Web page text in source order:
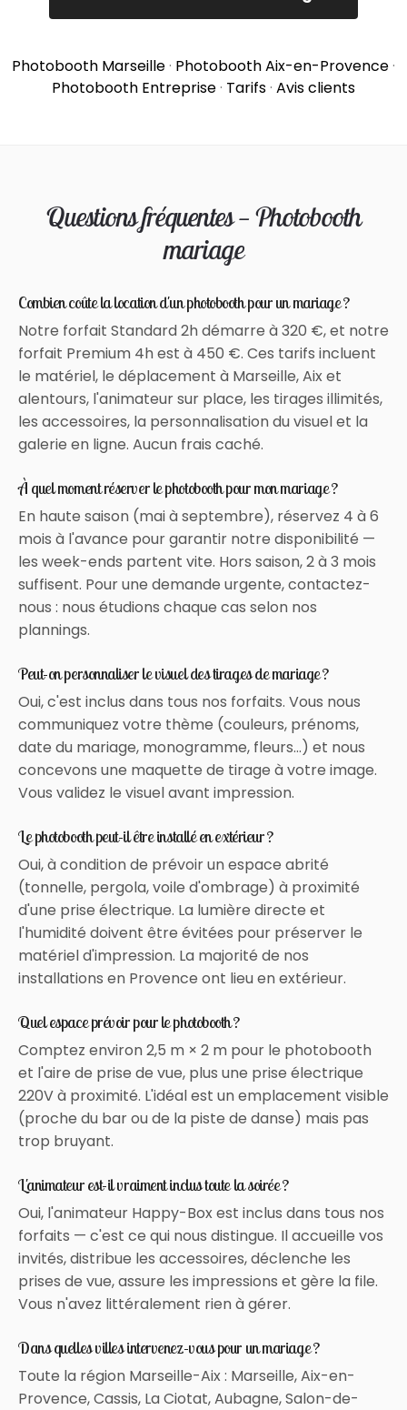
Photobooth Marseille · Photobooth Aix-en-Provence ·
Photobooth Entreprise · Tarifs · Avis clients
Questions fréquentes — Photobooth
mariage
Combien coûte la location d'un photobooth pour un mariage ?
Notre forfait Standard 2h démarre à 320 €, et notre
forfait Premium 4h est à 450 €. Ces tarifs incluent
le matériel, le déplacement à Marseille, Aix et
alentours, l'animateur sur place, les tirages illimités,
les accessoires, la personnalisation du visuel et la
galerie en ligne. Aucun frais caché.
À quel moment réserver le photobooth pour mon mariage ?
En haute saison (mai à septembre), réservez 4 à 6
mois à l'avance pour garantir notre disponibilité —
les week-ends partent vite. Hors saison, 2 à 3 mois
suffisent. Pour une demande urgente, contactez-
nous : nous étudions chaque cas selon nos
plannings.
Peut-on personnaliser le visuel des tirages de mariage ?
Oui, c'est inclus dans tous nos forfaits. Vous nous
communiquez votre thème (couleurs, prénoms,
date du mariage, monogramme, fleurs…) et nous
concevons une maquette de tirage à votre image.
Vous validez le visuel avant impression.
Le photobooth peut-il être installé en extérieur ?
Oui, à condition de prévoir un espace abrité
(tonnelle, pergola, voile d'ombrage) à proximité
d'une prise électrique. La lumière directe et
l'humidité doivent être évitées pour préserver le
matériel d'impression. La majorité de nos
installations en Provence ont lieu en extérieur.
Quel espace prévoir pour le photobooth ?
Comptez environ 2,5 m × 2 m pour le photobooth
et l'aire de prise de vue, plus une prise électrique
220V à proximité. L'idéal est un emplacement visible
(proche du bar ou de la piste de danse) mais pas
trop bruyant.
L'animateur est-il vraiment inclus toute la soirée ?
Oui, l'animateur Happy-Box est inclus dans tous nos
forfaits — c'est ce qui nous distingue. Il accueille vos
invités, distribue les accessoires, déclenche les
prises de vue, assure les impressions et gère la file.
Vous n'avez littéralement rien à gérer.
Dans quelles villes intervenez-vous pour un mariage ?
Toute la région Marseille-Aix : Marseille, Aix-en-
Provence, Cassis, La Ciotat, Aubagne, Salon-de-